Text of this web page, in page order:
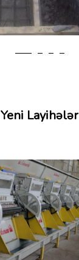
Yeni Layihələr